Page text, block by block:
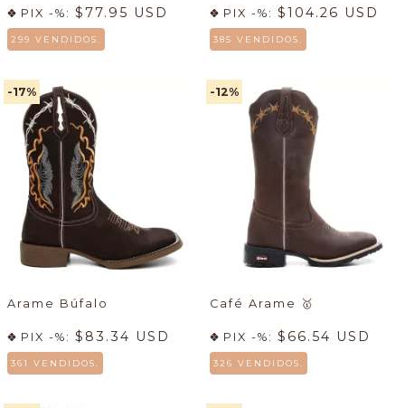
PIX -%: $77.95 USD
299 VENDIDOS.
PIX -%: $104.26 USD
385 VENDIDOS.
-17%
Arame Búfalo
PIX -%: $83.34 USD
361 VENDIDOS.
-12%
Café Arame 🥇
PIX -%: $66.54 USD
326 VENDIDOS.